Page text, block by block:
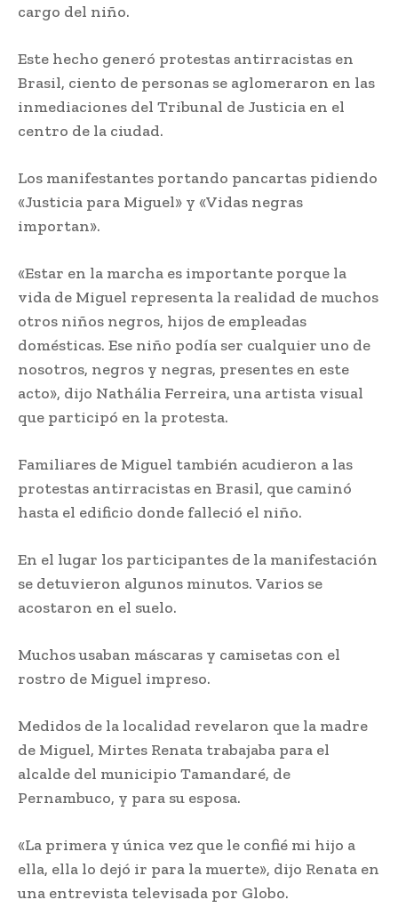
cargo del niño.
Este hecho generó protestas antirracistas en
Brasil, ciento de personas se aglomeraron en las
inmediaciones del Tribunal de Justicia en el
centro de la ciudad.
Los manifestantes portando pancartas pidiendo
«Justicia para Miguel» y «Vidas negras
importan».
«Estar en la marcha es importante porque la
vida de Miguel representa la realidad de muchos
otros niños negros, hijos de empleadas
domésticas. Ese niño podía ser cualquier uno de
nosotros, negros y negras, presentes en este
acto», dijo Nathália Ferreira, una artista visual
que participó en la protesta.
Familiares de Miguel también acudieron a las
protestas antirracistas en Brasil, que caminó
hasta el edificio donde falleció el niño.
En el lugar los participantes de la manifestación
se detuvieron algunos minutos. Varios se
acostaron en el suelo.
Muchos usaban máscaras y camisetas con el
rostro de Miguel impreso.
Medidos de la localidad revelaron que la madre
de Miguel, Mirtes Renata trabajaba para el
alcalde del municipio Tamandaré, de
Pernambuco, y para su esposa.
«La primera y única vez que le confié mi hijo a
ella, ella lo dejó ir para la muerte», dijo Renata en
una entrevista televisada por Globo.